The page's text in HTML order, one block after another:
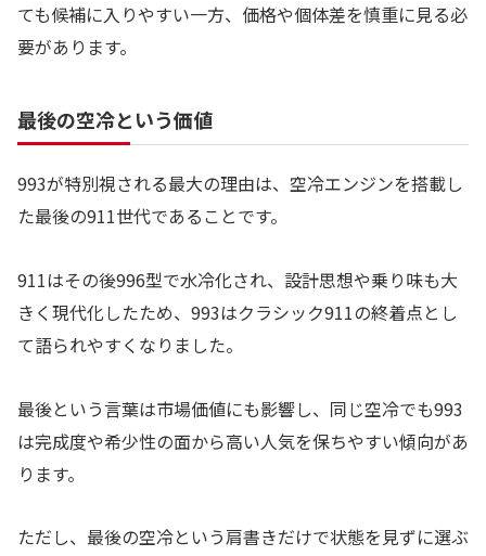
ても候補に入りやすい一方、価格や個体差を慎重に見る必
要があります。
最後の空冷という価値
993が特別視される最大の理由は、空冷エンジンを搭載し
た最後の911世代であることです。
911はその後996型で水冷化され、設計思想や乗り味も大
きく現代化したため、993はクラシック911の終着点とし
て語られやすくなりました。
最後という言葉は市場価値にも影響し、同じ空冷でも993
は完成度や希少性の面から高い人気を保ちやすい傾向があ
ります。
ただし、最後の空冷という肩書きだけで状態を見ずに選ぶ